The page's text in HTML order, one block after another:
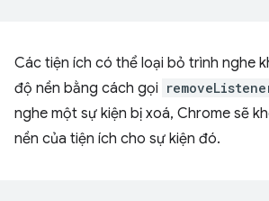
Các tiện ích có thể loại bỏ trình nghe
độ nền bằng cách gọi
nghe một sự kiện bị xoá, Chrome sẽ
nền của tiện ích cho sự kiện đó.